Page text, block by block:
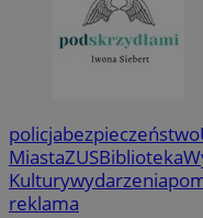
policjabezpieczeństwo
MiastaZUSBiblioteka
Kulturywydarzenia
reklama